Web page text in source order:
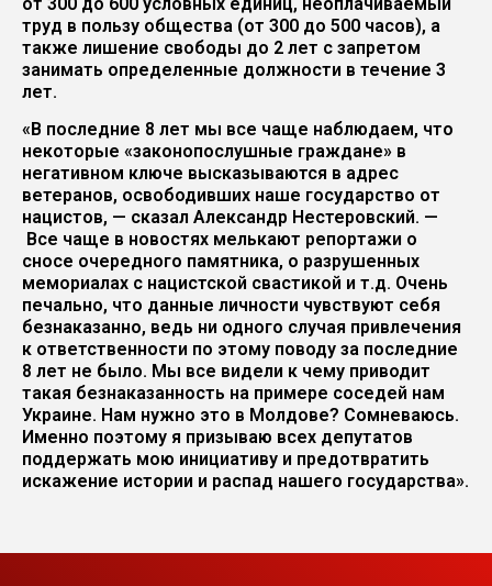
труд в пользу общества (от 300 до 500 часов), а
также лишение свободы до 2 лет с запретом
занимать определенные должности в течение 3
лет.
«В последние 8 лет мы все чаще наблюдаем, что
некоторые «законопослушные граждане» в
негативном ключе высказываются в адрес
ветеранов, освободивших наше государство от
нацистов, — сказал Александр Нестеровский. —
Все чаще в новостях мелькают репортажи о
сносе очередного памятника, о разрушенных
мемориалах с нацистской свастикой и т.д. Очень
печально, что данные личности чувствуют себя
безнаказанно, ведь ни одного случая привлечения
к ответственности по этому поводу за последние
8 лет не было. Мы все видели к чему приводит
такая безнаказанность на примере соседей нам
Украине. Нам нужно это в Молдове? Сомневаюсь.
Именно поэтому я призываю всех депутатов
поддержать мою инициативу и предотвратить
искажение истории и распад нашего государства».